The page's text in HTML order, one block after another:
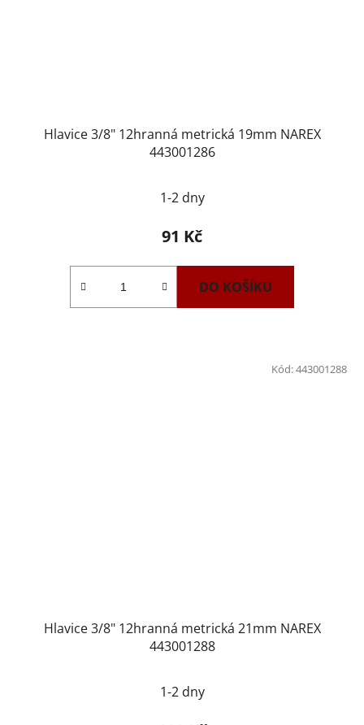
Hlavice 3/8" 12hranná metrická 19mm NAREX
443001286
1-2 dny
91 Kč
DO KOŠÍKU
Hlavice 3/8" 12hranná metrická 21mm NAREX
443001288
1-2 dny
Kód:443001288